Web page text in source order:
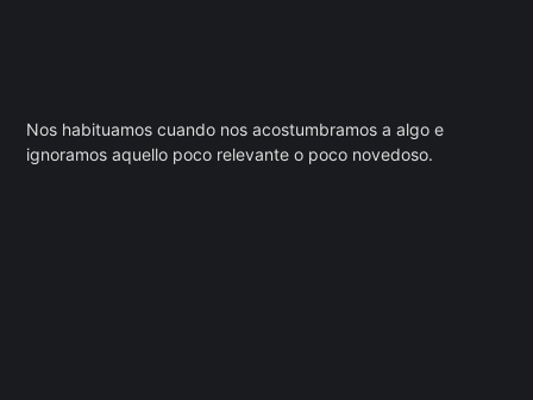
Nos habituamos cuando nos acostumbramos a algo e
ignoramos aquello poco relevante o poco novedoso.